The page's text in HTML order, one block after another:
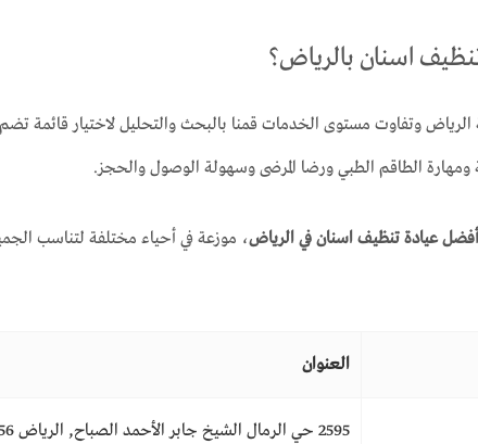
اسنان بالرياض؟
وتفاوت مستوى الخدمات قمنا بالبحث والتحليل لاختيار قائمة
الطاقم الطبي ورضا المرضى وسهولة الوصول والحجز.
أفضل عيادة تنظيف اسنان في الرياض، موزعة في أحياء مختلفة لتناسب
العنوان
2595 حي الرمال الشيخ جابر الأحمد الصباح, الرياض 13256